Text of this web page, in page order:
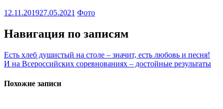
12.11.201927.05.2021 Фото
Навигация по записям
Есть хлеб душистый на столе – значит, есть любовь и песня!
И на Всероссийских соревнованиях – достойные результаты
Похожие записи